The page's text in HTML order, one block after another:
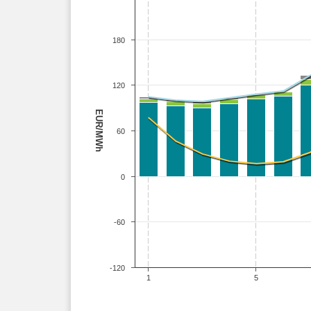
EUR/MWh
1 5
-120
-60
0
60
120
180